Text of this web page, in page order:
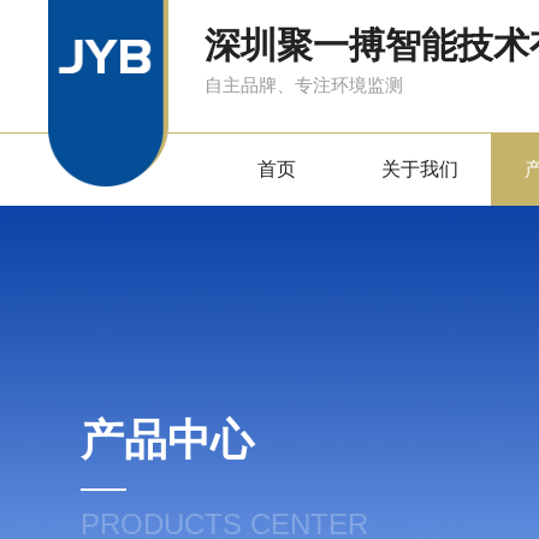
深圳聚一搏智能技
自主品牌、专注环境监测
首页 关于我们
产品中心
PRODUCTS CENTER